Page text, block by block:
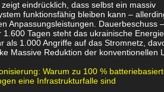
eindrücklich, dass selbst ein massiv
funktionsfähig bleiben kann –
Anpassungsleistungen. Dauerbeschuss
1.600 Tagen steht das ukrainische
als 1.000 Angriffe auf das Stromnetz,
Massive Reduktion der konventionellen
Warum zu 100 %
eine Infrastrukturfalle sind